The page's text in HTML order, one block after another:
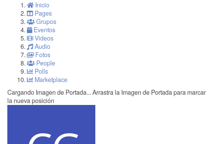
Inicio
Pages
Grupos
Eventos
Videos
Audio
Fotos
People
Polls
Marketplace
Cargando Imagen de Portada... Arrastra la Imagen de Portada para marcar
la nueva posición